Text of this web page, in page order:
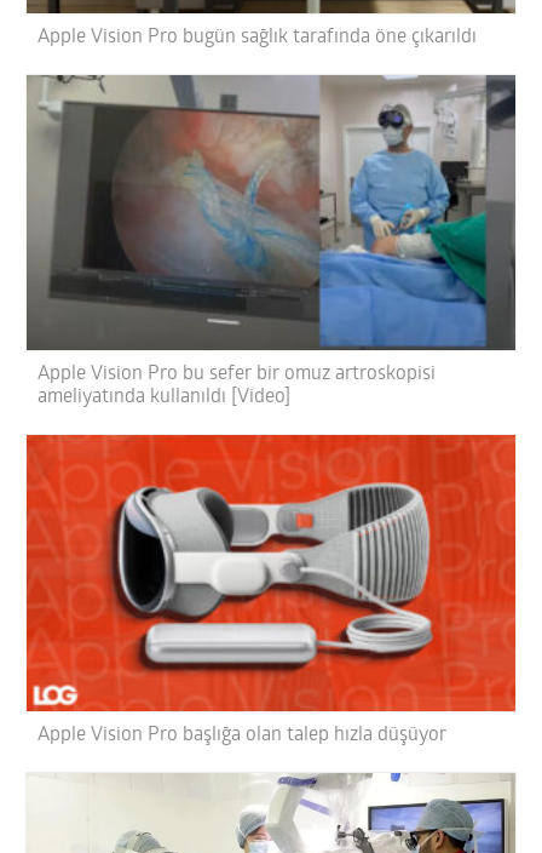
Apple Vision Pro bugün sağlık tarafında öne çıkarıldı
Apple Vision Pro bu sefer bir omuz artroskopisi
ameliyatında kullanıldı [Video]
Apple Vision Pro başlığa olan talep hızla düşüyor